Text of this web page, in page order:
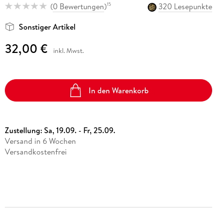
(0 Bewertungen)15
320 Lesepunkte
Sonstiger Artikel
32,00 € inkl. Mwst.
In den Warenkorb
Zustellung:Sa, 19.09. - Fr, 25.09.
Versand in 6 Wochen
Versandkostenfrei